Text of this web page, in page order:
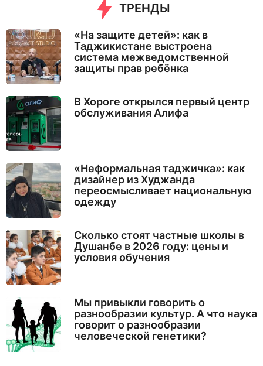
ТРЕНДЫ
«На защите детей»: как в
Таджикистане выстроена
система межведомственной
защиты прав ребёнка
В Хороге открылся первый центр
обслуживания Алифа
«Неформальная таджичка»: как
дизайнер из Худжанда
переосмысливает национальную
одежду
Сколько стоят частные школы в
Душанбе в 2026 году: цены и
условия обучения
Мы привыкли говорить о
разнообразии культур. А что наука
говорит о разнообразии
человеческой генетики?